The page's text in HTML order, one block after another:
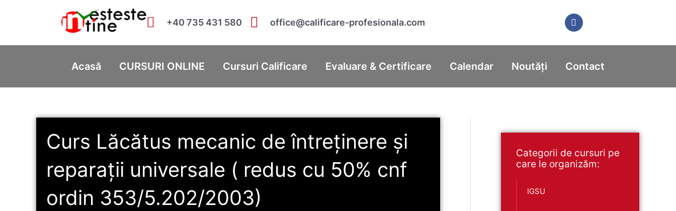
+40 735 431 580 office@calificare-profesionala.com
Acasă CURSURI ONLINE Cursuri Calificare Evaluare & Certificare Calendar Noutăți Contact
Curs Lăcătus mecanic de întreținere și
reparații universale ( redus cu 50% cnf
ordin 353/5.202/2003)
Categorii de cursuri pe
care le organizăm:
IGSU